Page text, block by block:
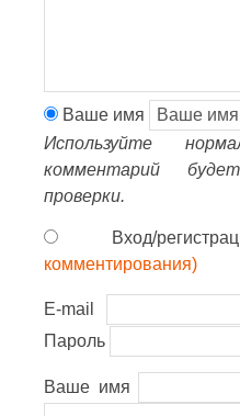
Ваше имя
Используйте
комментарий
проверки.
Вход/
комментирования)
E-mail
Пароль
Ваше имя